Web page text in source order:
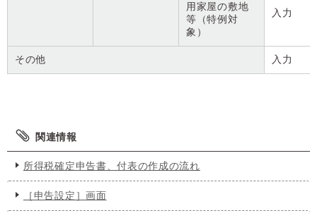
用家屋の敷地
等（特例対
象）
入力
その他 入力
関連情報
所得税確定申告書、付表の作成の流れ
［申告設定］画面